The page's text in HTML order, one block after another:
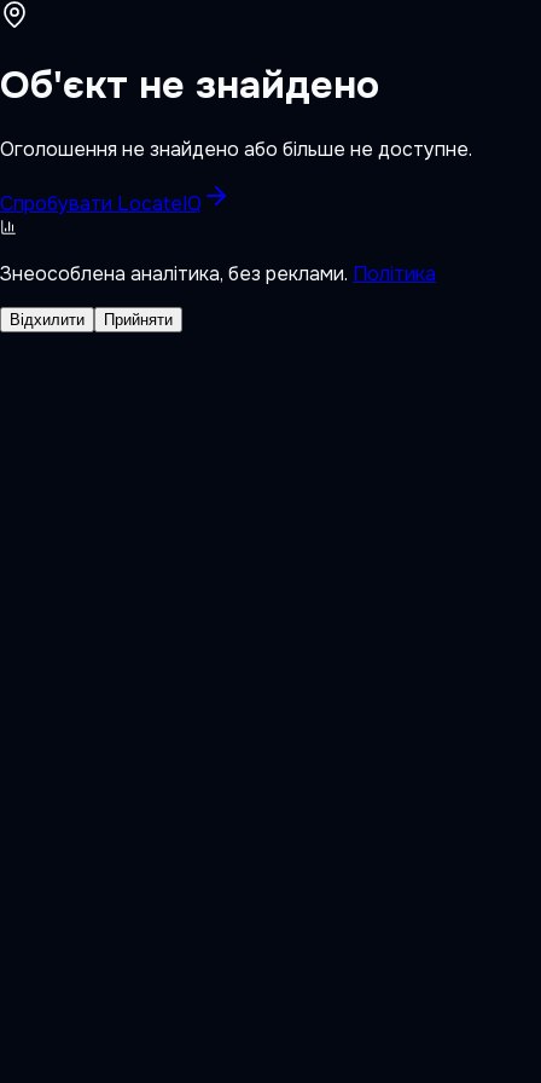
Об'єкт не знайдено
Оголошення не знайдено або більше не доступне.
Спробувати LocateIQ
Знеособлена аналітика, без реклами. Політика
Відхилити Прийняти